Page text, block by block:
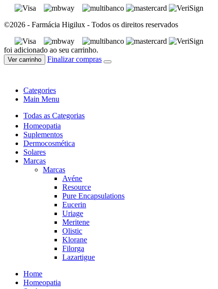
©2026 - Farmácia Higilux - Todos os direitos reservados
foi adicionado ao seu carrinho.
Ver carrinho Finalizar compras
Categories
Main Menu
Todas as Categorias
Homeopatia
Suplementos
Dermocosmética
Solares
Marcas
Marcas
Avéne
Resource
Pure Encapsulations
Eucerin
Uriage
Meritene
Olistic
Klorane
Filorga
Lazartigue
Home
Homeopatia